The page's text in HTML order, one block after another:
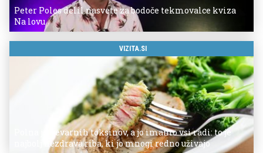
Peter Poles delil nasvete za bodoče tekmovalce kviza
Na lovu
VIZITA.SI
Polna je nevarnih toksinov, a jo imamo vsi radi: to je
najbolj nezdrava riba, ki jo mnogi redno uživajo